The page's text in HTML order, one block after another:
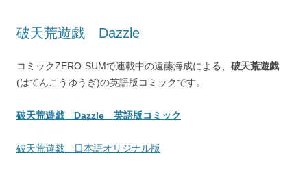
破天荒遊戯 Dazzle
コミックZERO-SUMで連載中の遠藤海成による、 破天荒遊戯
(はてんこうゆうぎ)の英語版コミックです。
破天荒遊戯 Dazzle 英語版コミック
破天荒遊戯 日本語オリジナル版